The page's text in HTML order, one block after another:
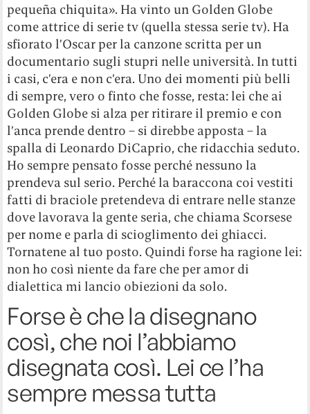
pequeña chiquita». Ha vinto un Golden Globe
come attrice di serie tv (quella stessa serie tv). Ha
sfiorato l’Oscar per la canzone scritta per un
documentario sugli stupri nelle università. In tutti
i casi, c’era e non c’era. Uno dei momenti più belli
di sempre, vero o finto che fosse, resta: lei che ai
Golden Globe si alza per ritirare il premio e con
l’anca prende dentro – si direbbe apposta – la
spalla di Leonardo DiCaprio, che ridacchia seduto.
Ho sempre pensato fosse perché nessuno la
prendeva sul serio. Perché la baraccona coi vestiti
fatti di braciole pretendeva di entrare nelle stanze
dove lavorava la gente seria, che chiama Scorsese
per nome e parla di scioglimento dei ghiacci.
Tornatene al tuo posto. Quindi forse ha ragione lei:
non ho così niente da fare che per amor di
dialettica mi lancio obiezioni da solo.
Forse è che la disegnano
così, che noi l’abbiamo
disegnata così. Lei ce l’ha
sempre messa tutta